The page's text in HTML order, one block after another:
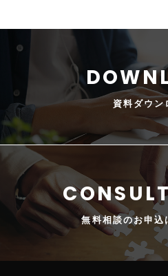
資料ダウン
無料相談のお申込